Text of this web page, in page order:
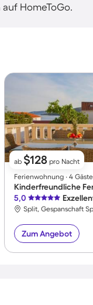
HomeToGo.
ab $128 pro Nacht
Ferienwohnung ∙ 4 Gäste
5,0
Zum Angebot